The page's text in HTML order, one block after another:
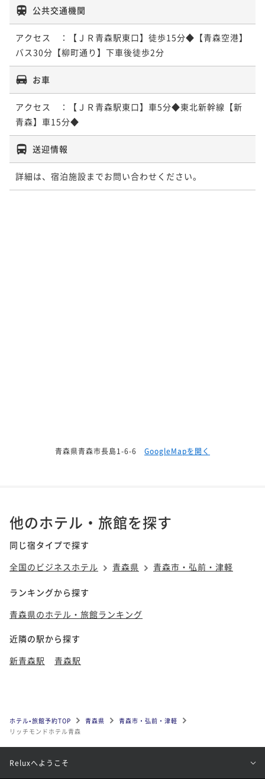
公共交通機関
アクセス　：【ＪＲ青森駅東口】徒歩15分◆【青森空港】
バス30分【柳町通り】下車後徒歩2分
お車
アクセス　：【ＪＲ青森駅東口】車5分◆東北新幹線【新
青森】車15分◆
送迎情報
詳細は、宿泊施設までお問い合わせください。
青森県青森市長島1-6-6 GoogleMapを開く
他のホテル・旅館を探す
同じ宿タイプで探す
全国のビジネスホテル
青森県 青森市・弘前・津軽
ランキングから探す
青森県のホテル・旅館ランキング
近隣の駅から探す
新青森駅
青森駅
ホテル•旅館予約TOP 青森県
青森市・弘前・津軽
リッチモンドホテル青森
Reluxへようこそ